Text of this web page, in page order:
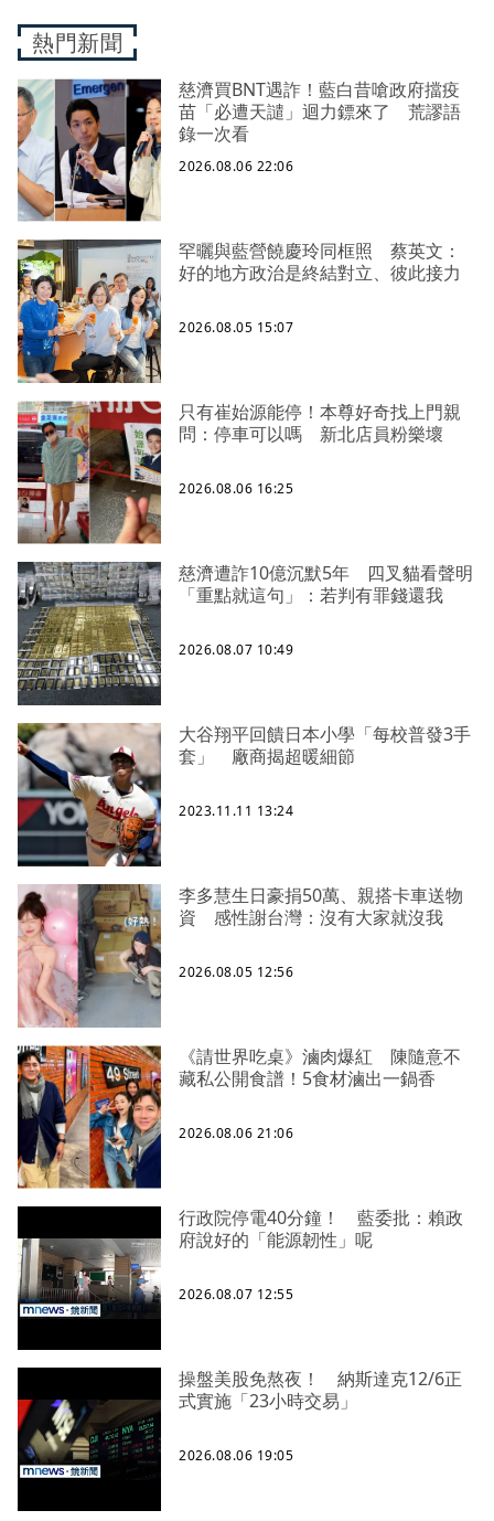
熱門新聞
慈濟買BNT遇詐！藍白昔嗆政府擋疫
苗「必遭天譴」迴力鏢來了 荒謬語
錄一次看
2026.08.06 22:06
罕曬與藍營饒慶玲同框照 蔡英文：
好的地方政治是終結對立、彼此接力
2026.08.05 15:07
只有崔始源能停！本尊好奇找上門親
問：停車可以嗎 新北店員粉樂壞
2026.08.06 16:25
慈濟遭詐10億沉默5年 四叉貓看聲明
「重點就這句」：若判有罪錢還我
2026.08.07 10:49
大谷翔平回饋日本小學「每校普發3手
套」 廠商揭超暖細節
2023.11.11 13:24
李多慧生日豪捐50萬、親搭卡車送物
資 感性謝台灣：沒有大家就沒我
2026.08.05 12:56
《請世界吃桌》滷肉爆紅 陳隨意不
藏私公開食譜！5食材滷出一鍋香
2026.08.06 21:06
行政院停電40分鐘！ 藍委批：賴政
府說好的「能源韌性」呢
2026.08.07 12:55
操盤美股免熬夜！ 納斯達克12/6正
式實施「23小時交易」
2026.08.06 19:05